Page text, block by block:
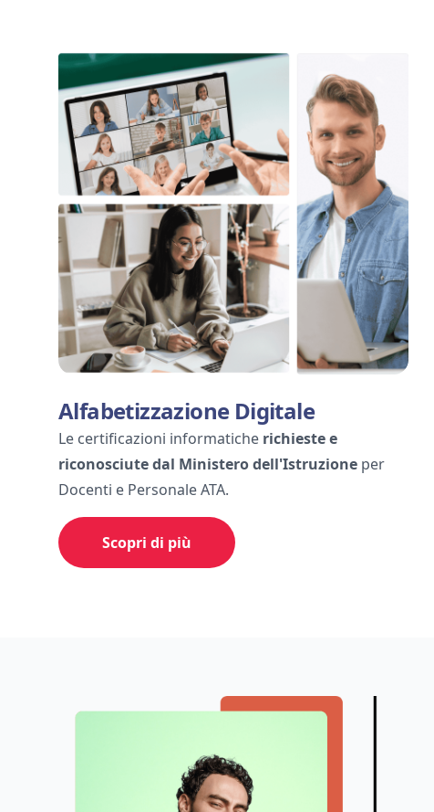
Alfabetizzazione Digitale
Le certificazioni informatiche richieste e
riconosciute dal Ministero dell'Istruzione per
Docenti e Personale ATA.
Scopri di più